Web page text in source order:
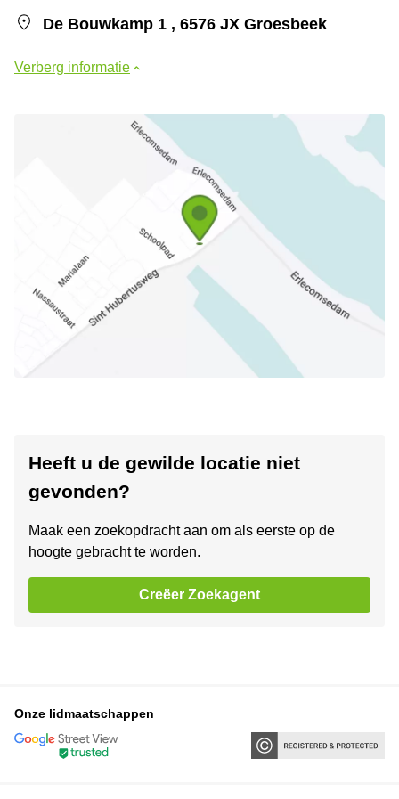
De Bouwkamp 1 , 6576 JX Groesbeek
Verberg informatie
Heeft u de gewilde locatie niet
gevonden?
Maak een zoekopdracht aan om als eerste op de
hoogte gebracht te worden.
Creëer Zoekagent
Onze lidmaatschappen